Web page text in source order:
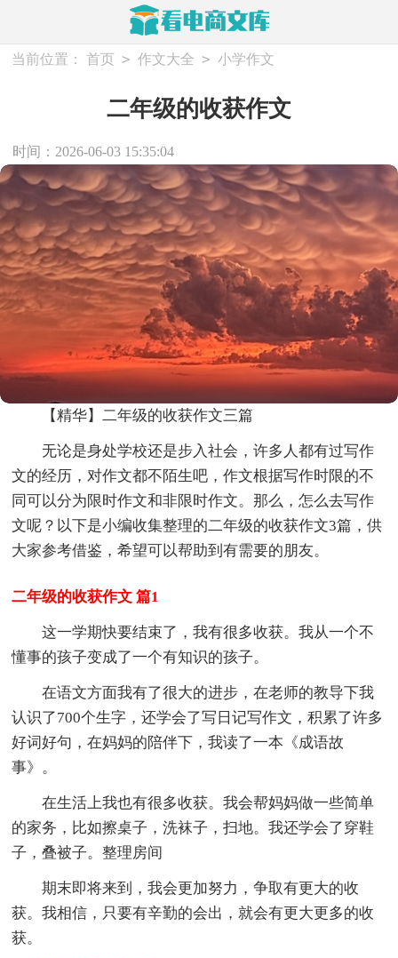
当前位置： 首页 > 作文大全 > 小学作文
二年级的收获作文
时间：2026-06-03 15:35:04
【精华】二年级的收获作文三篇
无论是身处学校还是步入社会，许多人都有过写作
文的经历，对作文都不陌生吧，作文根据写作时限的不
同可以分为限时作文和非限时作文。那么，怎么去写作
文呢？以下是小编收集整理的二年级的收获作文3篇，供
大家参考借鉴，希望可以帮助到有需要的朋友。
二年级的收获作文 篇1
这一学期快要结束了，我有很多收获。我从一个不
懂事的孩子变成了一个有知识的孩子。
在语文方面我有了很大的进步，在老师的教导下我
认识了700个生字，还学会了写日记写作文，积累了许多
好词好句，在妈妈的陪伴下，我读了一本《成语故
事》。
在生活上我也有很多收获。我会帮妈妈做一些简单
的家务，比如擦桌子，洗袜子，扫地。我还学会了穿鞋
子，叠被子。整理房间
期末即将来到，我会更加努力，争取有更大的收
获。我相信，只要有辛勤的会出，就会有更大更多的收
获。